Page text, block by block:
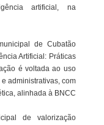
artificial, na
de Cubatão
Artificial: Práticas
é voltada ao uso
administrativas, com
alinhada à BNCC
de valorização